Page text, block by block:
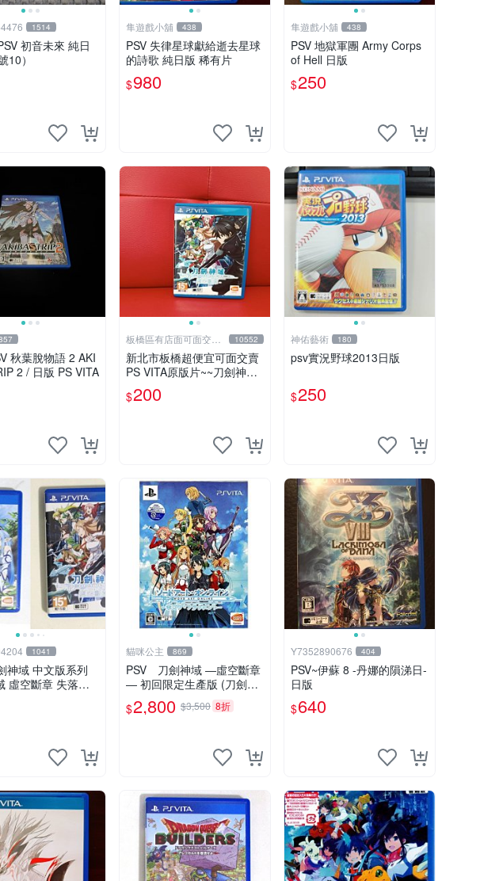
1514
初音未來 純日
10）
隼遊戲小舖 438
PSV 失律星球獻給逝去星球
的詩歌 純日版 稀有片
$980
隼遊戲小舖 438
PSV 地獄軍團 Army Corps
of Hell 日版
$250
秋葉脫物語 2 AKI
2 / 日版 PS VITA
板橋區有店面可面交高
價回收電玩
10552
新北市板橋超便宜可面交賣
PS VITA原版片~~刀劍神域
虛空斷章 中文版~~實體店面
可面交
$200
神佑藝術 180
psv實況野球2013日版
$250
1041
神域 中文版系列
虛空斷章 失落之
貓咪公主 869
PSV 刀劍神域 ―虛空斷章
― 初回限定生產版 (刀劍神
域 虛空斷章 限定版) 純日
版 全新品
$2,800 $3,500 8折
Y7352890676 404
PSV~伊蘇 8 -丹娜的隕涕日-
日版
$640